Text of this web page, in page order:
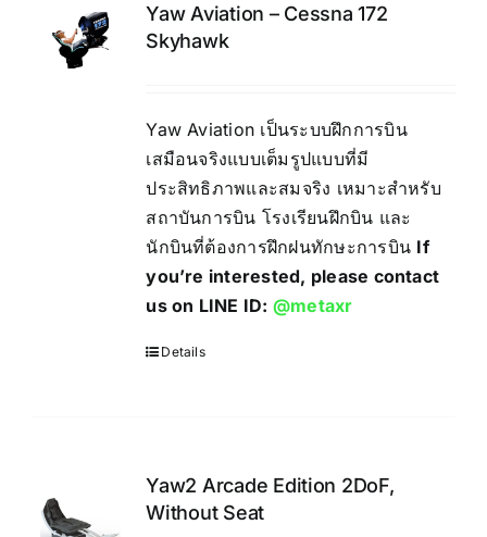
Yaw Aviation – Cessna 172
Skyhawk
Yaw Aviation เป็นระบบฝึกการบิน
เสมือนจริงแบบเต็มรูปแบบที่มี
ประสิทธิภาพและสมจริง เหมาะสำหรับ
สถาบันการบิน โรงเรียนฝึกบิน และ
นักบินที่ต้องการฝึกฝนทักษะการบิน If
you’re interested, please contact
us on LINE ID: @metaxr
Details
Yaw2 Arcade Edition 2DoF,
Without Seat